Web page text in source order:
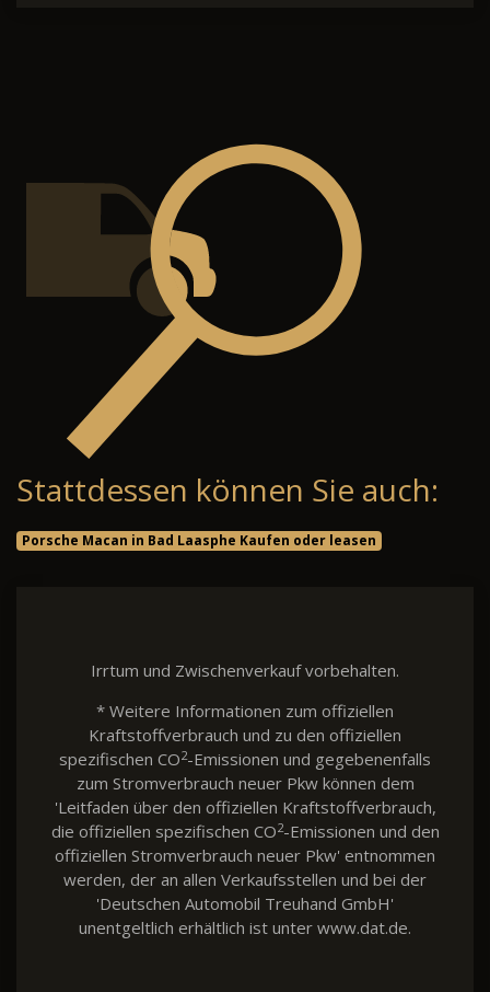
Stattdessen können Sie auch:
Porsche Macan in Bad Laasphe Kaufen oder leasen
Irrtum und Zwischenverkauf vorbehalten.
* Weitere Informationen zum offiziellen
Kraftstoffverbrauch und zu den offiziellen
spezifischen CO2-Emissionen und gegebenenfalls
zum Stromverbrauch neuer Pkw können dem
'Leitfaden über den offiziellen Kraftstoffverbrauch,
die offiziellen spezifischen CO2-Emissionen und den
offiziellen Stromverbrauch neuer Pkw' entnommen
werden, der an allen Verkaufsstellen und bei der
'Deutschen Automobil Treuhand GmbH'
unentgeltlich erhältlich ist unter www.dat.de.